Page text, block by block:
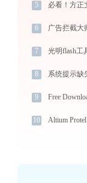
5
6
7
8 系统提示缺
9
10